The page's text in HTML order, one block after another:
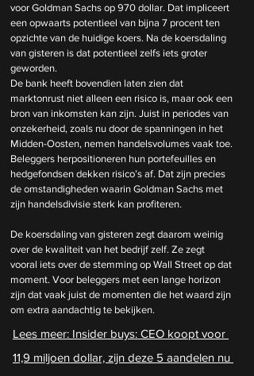
voor Goldman Sachs op 970 dollar. Dat impliceert
een opwaarts potentieel van bijna 7 procent ten
opzichte van de huidige koers. Na de koersdaling
van gisteren is dat potentieel zelfs iets groter
geworden.
De bank heeft bovendien laten zien dat
marktonrust niet alleen een risico is, maar ook een
bron van inkomsten kan zijn. Juist in periodes van
onzekerheid, zoals nu door de spanningen in het
Midden-Oosten, nemen handelsvolumes vaak toe.
Beleggers herpositioneren hun portefeuilles en
hedgefondsen dekken risico’s af. Dat zijn precies
de omstandigheden waarin Goldman Sachs met
zijn handelsdivisie sterk kan profiteren.
De koersdaling van gisteren zegt daarom weinig
over de kwaliteit van het bedrijf zelf. Ze zegt
vooral iets over de stemming op Wall Street op dat
moment. Voor beleggers met een lange horizon
zijn dat vaak juist de momenten die het waard zijn
om extra aandachtig te bekijken.
Lees meer: Insider buys: CEO koopt voor
11,9 miljoen dollar, zijn deze 5 aandelen nu